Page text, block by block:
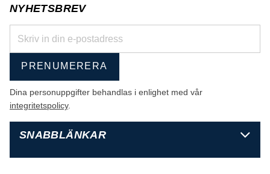
NYHETSBREV
PRENUMERERA
Dina personuppgifter behandlas i enlighet med vår
integritetspolicy.
SNABBLÄNKAR